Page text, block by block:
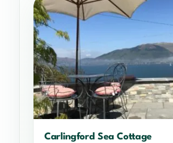
Carlingford Sea Cottage